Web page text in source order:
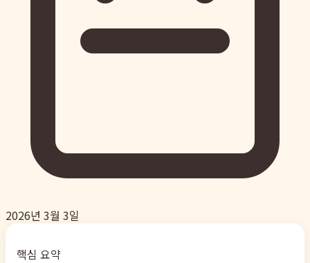
2026년 3월 3일
핵심 요약